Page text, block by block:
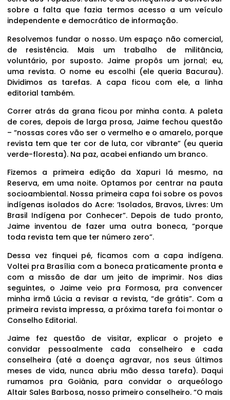
sobre a falta que fazia termos acesso a um veículo
independente e democrático de informação.
Resolvemos fundar o nosso. Um espaço não comercial,
de resistência. Mais um trabalho de militância,
voluntário, por suposto. Jaime propôs um jornal; eu,
uma revista. O nome eu escolhi (ele queria Bacurau).
Dividimos as tarefas. A capa ficou com ele, a linha
editorial também.
Correr atrás da grana ficou por minha conta. A paleta
de cores, depois de larga prosa, Jaime fechou questão
– “nossas cores vão ser o vermelho e o amarelo, porque
revista tem que ter cor de luta, cor vibrante” (eu queria
verde-floresta). Na paz, acabei enfiando um branco.
Fizemos a primeira edição da Xapuri lá mesmo, na
Reserva, em uma noite. Optamos por centrar na pauta
socioambiental. Nossa primeira capa foi sobre os povos
indígenas isolados do Acre: ‘Isolados, Bravos, Livres: Um
Brasil Indígena por Conhecer”. Depois de tudo pronto,
Jaime inventou de fazer uma outra boneca, “porque
toda revista tem que ter número zero”.
Dessa vez finquei pé, ficamos com a capa indígena.
Voltei pra Brasília com a boneca praticamente pronta e
com a missão de dar um jeito de imprimir. Nos dias
seguintes, o Jaime veio pra Formosa, pra convencer
minha irmã Lúcia a revisar a revista, “de grátis”. Com a
primeira revista impressa, a próxima tarefa foi montar o
Conselho Editorial.
Jaime fez questão de visitar, explicar o projeto e
convidar pessoalmente cada conselheiro e cada
conselheira (até a doença agravar, nos seus últimos
meses de vida, nunca abriu mão dessa tarefa). Daqui
rumamos pra Goiânia, para convidar o arqueólogo
Altair Sales Barbosa, nosso primeiro conselheiro. “O mais